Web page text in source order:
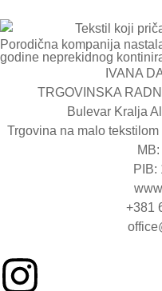
Porodična kompanija
godine neprekidnog
IVANA
TRGOVINSKA
Bulevar Kralja
Trgovina na malo
PIB:
+381